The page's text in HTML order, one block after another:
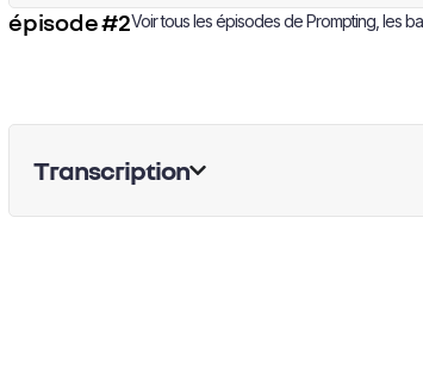
épisode #2Voir tous les épisodes dePrompting, les
Transcription